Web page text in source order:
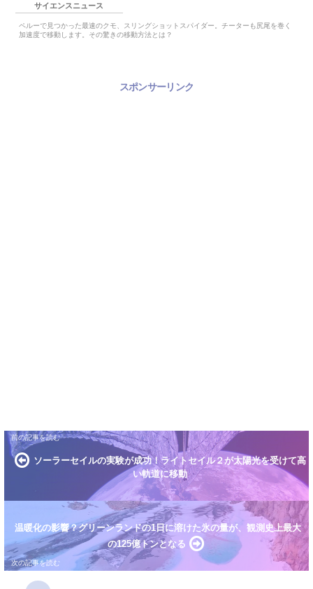
サイエンスニュース
ペルーで見つかった最速のクモ、スリングショットスパイダー。チーターも尻尾を巻く
加速度で移動します。その驚きの移動方法とは？
スポンサーリンク
ソーラーセイルの実験が成功！ライトセイル２が太陽光を受けて高
い軌道に移動
温暖化の影響？グリーンランドの1日に溶けた氷の量が、観測史上最大
の125億トンとなる